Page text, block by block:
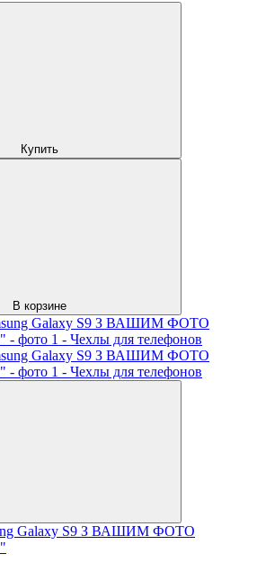
Купить
В корзине
Galaxy S9 З ВАШИМ ФОТО